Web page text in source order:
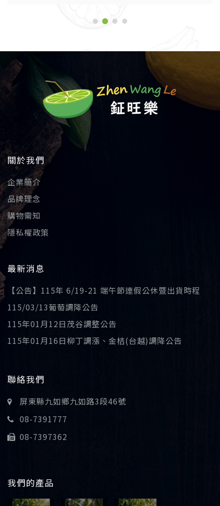
關於我們
企業簡介
品牌理念
購物需知
隱私權政策
最新消息
【公告】115年 6/19-21 端午節連假公休暨出貨時程
115/03/13葡萄調降公告
115年01月12日茂谷調整公告
115年01月16日柳丁調漲、金桔(台越)調降公告
聯絡我們
屏東縣九如鄉九如路3段46號
08-7391777
08-7397362
我們的產品